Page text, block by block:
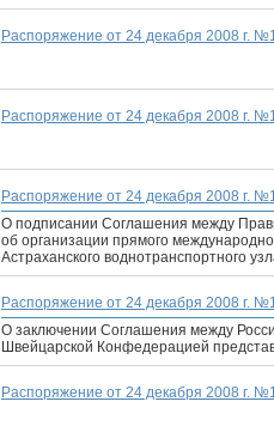
Распоряжение от 24 декабря 2008 г.
Распоряжение от 24 декабря 2008 г.
Распоряжение от 24 декабря 2008 г.
О подписании Соглашения между
об организации прямого
Астраханского воднотранспортного
Распоряжение от 24 декабря 2008 г.
О заключении Соглашения между
Швейцарской Конфедерацией
Распоряжение от 24 декабря 2008 г.